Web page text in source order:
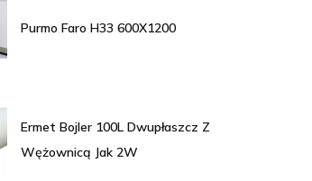
Purmo Faro H33 600X1200
Ermet Bojler 100L Dwupłaszcz Z
Wężownicą Jak 2W